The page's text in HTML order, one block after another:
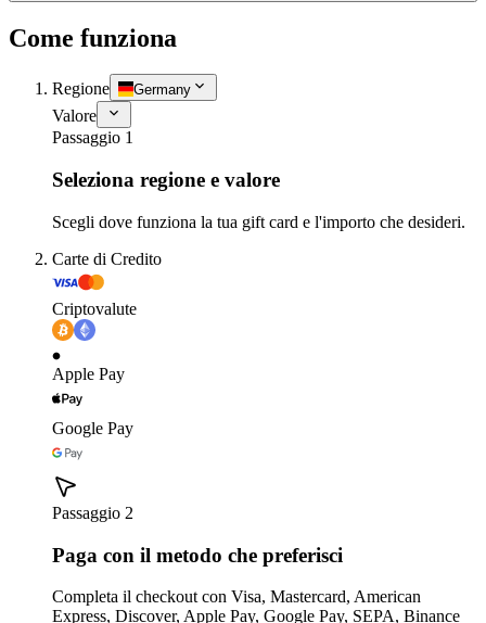
Come funziona
Regione Germany
Valore
Passaggio 1
Seleziona regione e valore
Scegli dove funziona la tua gift card e l'importo che desideri.
Carte di Credito
Criptovalute
Apple Pay
Google Pay
Passaggio 2
Paga con il metodo che preferisci
Completa il checkout con Visa, Mastercard, American
Express, Discover, Apple Pay, Google Pay, SEPA, Binance